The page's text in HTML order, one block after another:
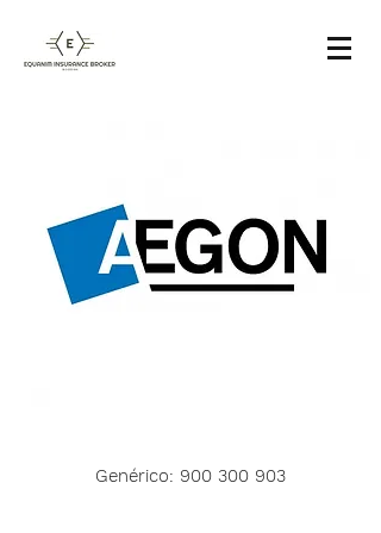
Genérico: 900 300 903